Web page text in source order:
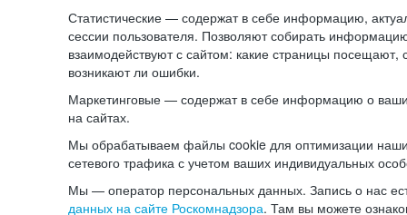
Статистические — содержат в себе информацию,
сессии пользователя. Позволяют собирать
взаимодействуют с сайтом: какие страницы посещают,
возникают ли ошибки.
Маркетинговые — содержат в себе информацию о
на сайтах.
Мы обрабатываем файлы cookie для оптимизации
сетевого трафика с учетом ваших индивидуальных
Мы — оператор персональных данных. Запись о нас
данных на сайте Роскомнадзора. Там вы можете